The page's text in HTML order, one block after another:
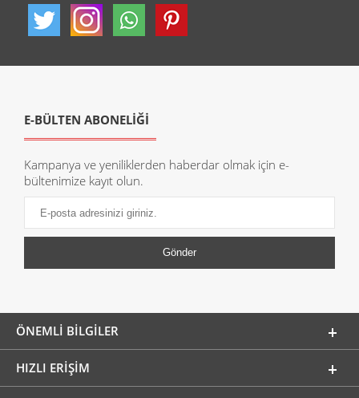
E-BÜLTEN ABONELİĞİ
Kampanya ve yeniliklerden haberdar olmak için e-
bültenimize kayıt olun.
ÖNEMLI BILGILER
HIZLI ERIŞIM